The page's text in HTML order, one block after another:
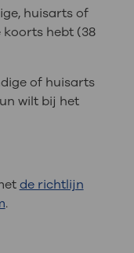
huisarts of
hebt (38
of huisarts
wilt bij het
de richtlijn
.